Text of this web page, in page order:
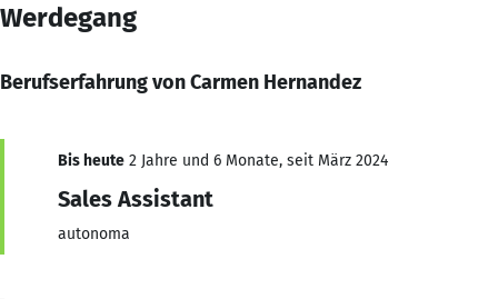
Werdegang
Berufserfahrung von Carmen Hernandez
Bis heute 2 Jahre und 6 Monate, seit März 2024
Sales Assistant
autonoma